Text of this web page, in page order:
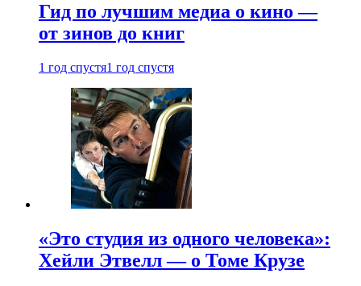
Гид по лучшим медиа о кино —
от зинов до книг
1 год спустя1 год спустя
«Это студия из одного человека»:
Хейли Этвелл — о Томе Крузе